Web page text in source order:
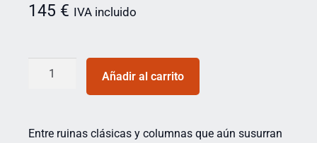
145 € IVA incluido
Añadir al carrito
Entre ruinas clásicas y columnas que aún susurran